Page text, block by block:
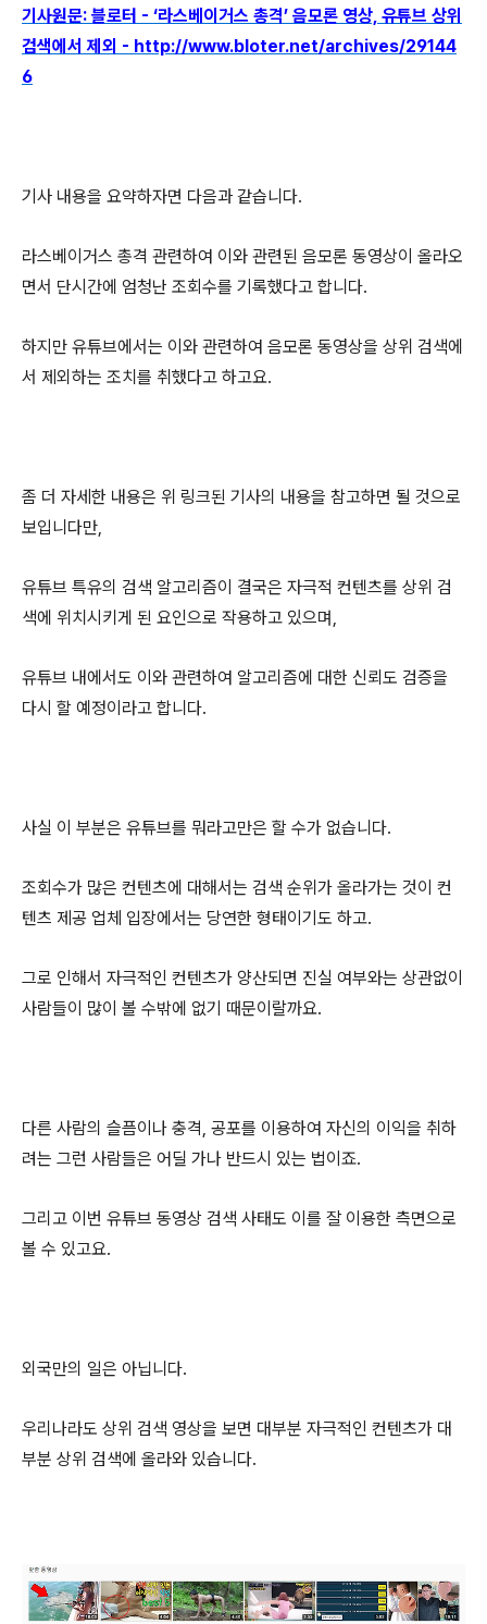
기사원문: 블로터 - ‘라스베이거스 총격’ 음모론 영상, 유튜브 상위
검색에서 제외 - http://www.bloter.net/archives/29144
6
기사 내용을 요약하자면 다음과 같습니다.
라스베이거스 총격 관련하여 이와 관련된 음모론 동영상이 올라오
면서 단시간에 엄청난 조회수를 기록했다고 합니다.
하지만 유튜브에서는 이와 관련하여 음모론 동영상을 상위 검색에
서 제외하는 조치를 취했다고 하고요.
좀 더 자세한 내용은 위 링크된 기사의 내용을 참고하면 될 것으로
보입니다만,
유튜브 특유의 검색 알고리즘이 결국은 자극적 컨텐츠를 상위 검
색에 위치시키게 된 요인으로 작용하고 있으며,
유튜브 내에서도 이와 관련하여 알고리즘에 대한 신뢰도 검증을
다시 할 예정이라고 합니다.
사실 이 부분은 유튜브를 뭐라고만은 할 수가 없습니다.
조회수가 많은 컨텐츠에 대해서는 검색 순위가 올라가는 것이 컨
텐츠 제공 업체 입장에서는 당연한 형태이기도 하고.
그로 인해서 자극적인 컨텐츠가 양산되면 진실 여부와는 상관없이
사람들이 많이 볼 수밖에 없기 때문이랄까요.
다른 사람의 슬픔이나 충격, 공포를 이용하여 자신의 이익을 취하
려는 그런 사람들은 어딜 가나 반드시 있는 법이죠.
그리고 이번 유튜브 동영상 검색 사태도 이를 잘 이용한 측면으로
볼 수 있고요.
외국만의 일은 아닙니다.
우리나라도 상위 검색 영상을 보면 대부분 자극적인 컨텐츠가 대
부분 상위 검색에 올라와 있습니다.